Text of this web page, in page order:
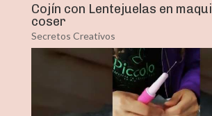
Cojín con Lentejuelas en
coser
Secretos Creativos